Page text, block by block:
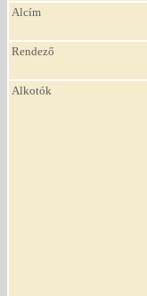
Alcím
Rendező
Alkotók